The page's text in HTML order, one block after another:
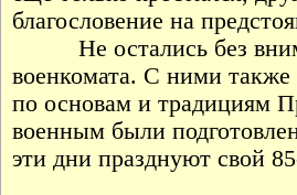
благословение на
Не остались без
военкомата. С ними также
по основам и традициям
военным были
эти дни празднуют свой